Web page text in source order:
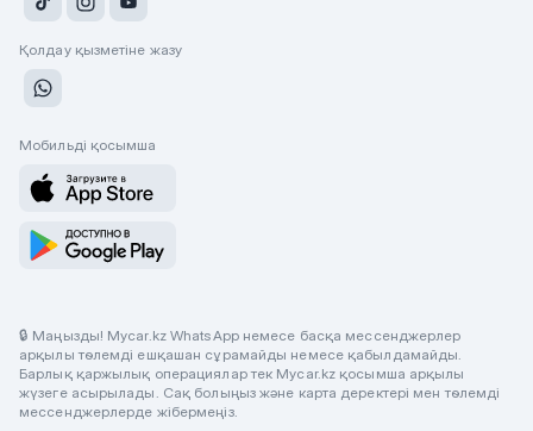
Қолдау қызметіне жазу
Мобильді қосымша
🔒 Маңызды! Mycar.kz WhatsApp немесе басқа мессенджерлер
арқылы төлемді ешқашан сұрамайды немесе қабылдамайды.
Барлық қаржылық операциялар тек Mycar.kz қосымша арқылы
жүзеге асырылады. Сақ болыңыз және карта деректері мен төлемді
мессенджерлерде жібермеңіз.